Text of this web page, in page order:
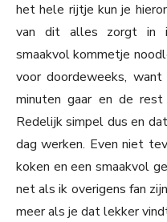
het hele rijtje kun je
van dit alles zorgt in
smaakvol kommetje
voor doordeweeks,
minuten gaar en de
Redelijk simpel dus en
dag werken. Even niet
koken en een smaakvol
net als ik overigens fan
meer als je dat lekker